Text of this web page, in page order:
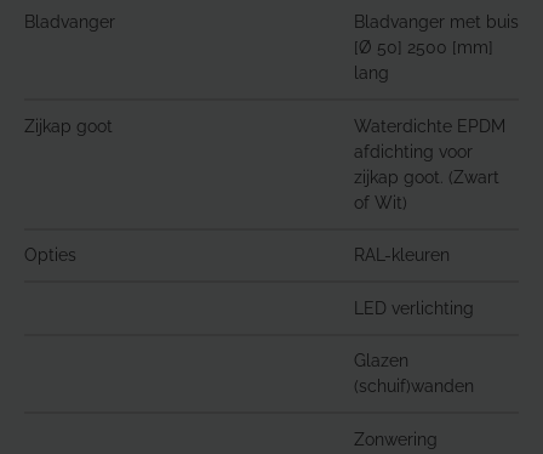
Bladvanger
Bladvanger met buis
[Ø 50] 2500 [mm]
lang
Zijkap goot
Waterdichte EPDM
afdichting voor
zijkap goot. (Zwart
of Wit)
Opties RAL-kleuren
LED verlichting
Glazen
(schuif)wanden
Zonwering